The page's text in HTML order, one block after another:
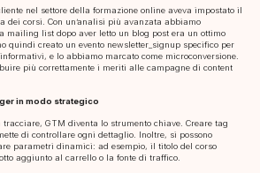
nel settore della formazione online aveva impostato il
dei corsi. Con un’analisi più avanzata abbiamo
mailing list dopo aver letto un blog post era un ottimo
quindi creato un evento newsletter_signup specifico per
e lo abbiamo marcato come microconversione.
più correttamente i meriti alle campagne di content
in modo strategico
GTM diventa lo strumento chiave. Creare tag
di controllare ogni dettaglio. Inoltre, si possono
parametri dinamici: ad esempio, il titolo del corso
aggiunto al carrello o la fonte di traffico.